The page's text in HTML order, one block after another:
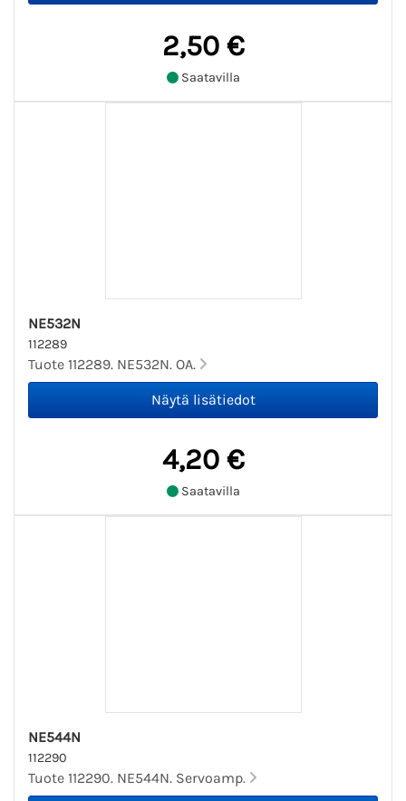
2,50 €
Saatavilla
NE532N
112289
Tuote 112289. NE532N. OA.
4,20 €
Saatavilla
NE544N
112290
Tuote 112290. NE544N. Servoamp.